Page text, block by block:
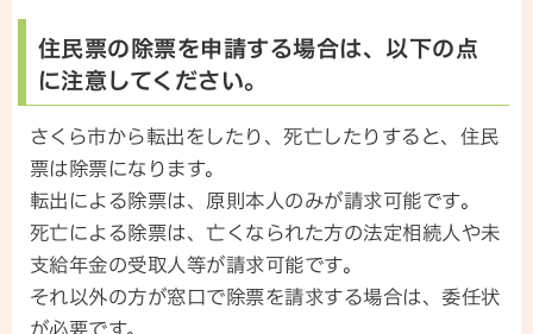
住民票の除票を申請する場合は、以下の点
に注意してください。
さくら市から転出をしたり、死亡したりすると、住民
票は除票になります。
転出による除票は、原則本人のみが請求可能です。
死亡による除票は、亡くなられた方の法定相続人や未
支給年金の受取人等が請求可能です。
それ以外の方が窓口で除票を請求する場合は、委任状
が必要です。